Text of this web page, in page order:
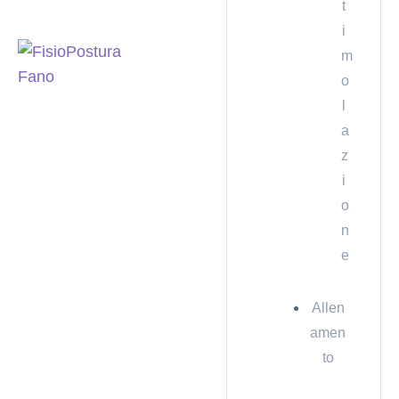
t
i
m
o
a
z
i
o
n
e
Allen
amen
to